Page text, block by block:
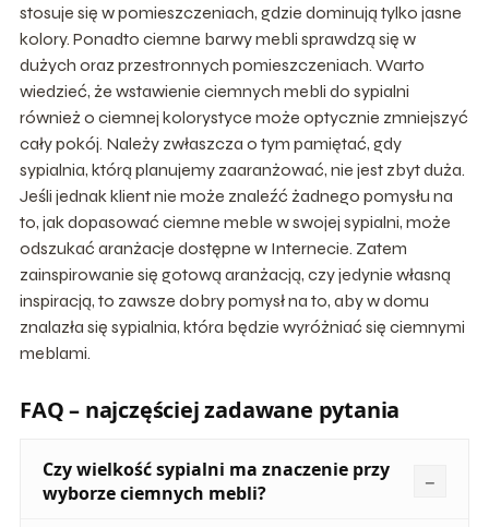
stosuje się w pomieszczeniach, gdzie dominują tylko jasne
kolory. Ponadto ciemne barwy mebli sprawdzą się w
dużych oraz przestronnych pomieszczeniach. Warto
wiedzieć, że wstawienie ciemnych mebli do sypialni
również o ciemnej kolorystyce może optycznie zmniejszyć
cały pokój. Należy zwłaszcza o tym pamiętać, gdy
sypialnia, którą planujemy zaaranżować, nie jest zbyt duża.
Jeśli jednak klient nie może znaleźć żadnego pomysłu na
to, jak dopasować ciemne meble w swojej sypialni, może
odszukać aranżacje dostępne w Internecie. Zatem
zainspirowanie się gotową aranżacją, czy jedynie własną
inspiracją, to zawsze dobry pomysł na to, aby w domu
znalazła się sypialnia, która będzie wyróżniać się ciemnymi
meblami.
FAQ – najczęściej zadawane pytania
Czy wielkość sypialni ma znaczenie przy
wyborze ciemnych mebli?